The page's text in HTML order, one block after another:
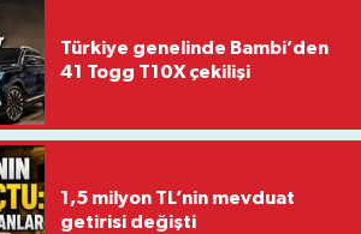
Türkiye genelinde Bambi’den
41 Togg T10X çekilişi
1,5 milyon TL’nin mevduat
getirisi değişti